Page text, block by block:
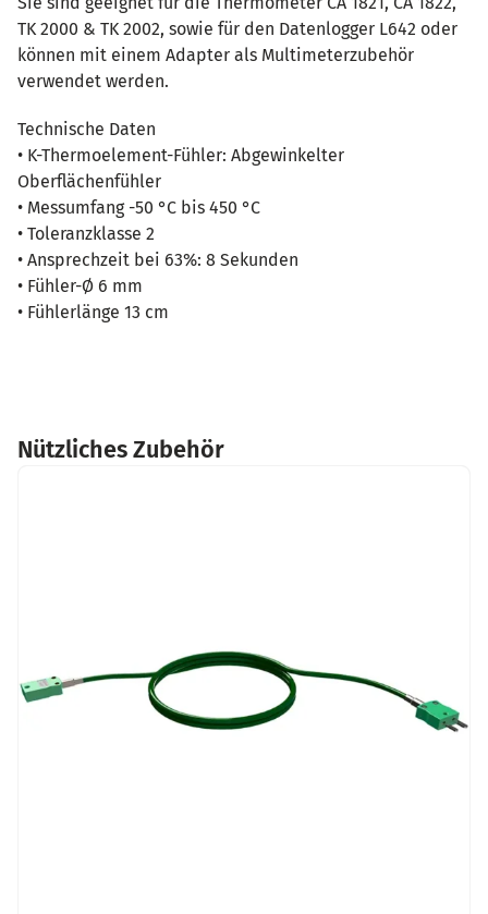
TK 2000 & TK 2002, sowie für den Datenlogger L642 oder
können mit einem Adapter als Multimeterzubehör
verwendet werden.
Technische Daten
• K-Thermoelement-Fühler: Abgewinkelter
Oberflächenfühler
• Messumfang -50 °C bis 450 °C
• Toleranzklasse 2
• Ansprechzeit bei 63%: 8 Sekunden
• Fühler-Ø 6 mm
• Fühlerlänge 13 cm
Nützliches Zubehör